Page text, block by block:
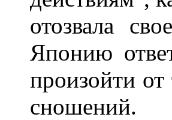
отозвала
Японию
произойти
сношений.